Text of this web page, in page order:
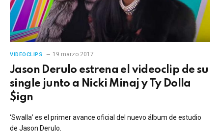
VIDEOCLIPS 19 marzo 2017
Jason Derulo estrena el videoclip de su
single junto a Nicki Minaj y Ty Dolla
$ign
‘Swalla’ es el primer avance oficial del nuevo álbum de estudio
de Jason Derulo.